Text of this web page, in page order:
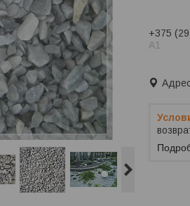
+375
A1